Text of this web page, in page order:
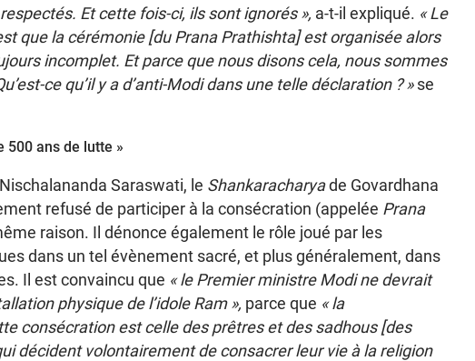
Et cette fois-ci, ils sont ignorés », a-t-il expliqué. « Le
que la cérémonie [du Prana Prathishta] est organisée alors
incomplet. Et parce que nous disons cela, nous sommes
ce qu’il y a d’anti-Modi dans une telle déclaration ? »se
500 ans de lutte »
Saraswati, le Shankaracharyade Govardhana
refusé de participer à la consécration (appelée Prana
raison. Il dénonce également le rôle joué par les
dans un tel évènement sacré, et plus généralement, dans
Il est convaincu que « le Premier ministre Modi ne devrait
physique de l’idole Ram », parce que « la
consécration est celle des prêtres et des sadhous [des
décident volontairement de consacrer leur vie à la religion